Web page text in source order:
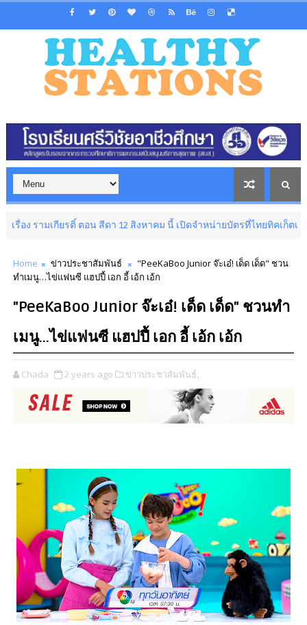
ยรติ์ ตอน สีดา 12 สิงหาคม นี้ เปิดจำหน่ายบัตรที่ไทยทิคเก็ตเมเจอร์
Home ข่าวประชาสัมพันธ์
"PeeKaBoo Junior จ๊ะเอ๋! เด็ด เด็ด" ชวน
ทำเมนู…ไข่แฟนซี แฮปปี้ เอก อี้ เอ้ก เอ้ก
"PeeKaBoo Junior จ๊ะเอ๋! เด็ด เด็ด" ชวนทำ
เมนู…ไข่แฟนซี แฮปปี้ เอก อี้ เอ้ก เอ้ก
Chada 2 years ago ข่าวประชาสัมพันธ์,